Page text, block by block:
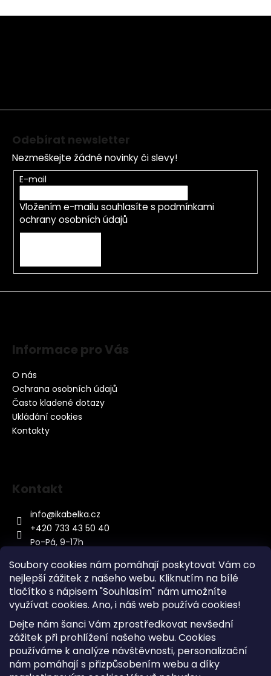
Soubory cookies nám pomáhají poskytovat Vám co
nejlepší zážitek z našeho webu. Kliknutím na bílé
tlačítko s nápisem "Souhlasím" nám umožníte
využívat cookies. Ano, i náš web používá cookies!
Dejte nám šanci Vám zprostředkovat nevšední
zážitek při prohlížení našeho webu. Cookies
používáme k analýze návštěvnosti, personalizační
nám pomáhají s přizpůsobením webu a díky
Z
Odebírat newsletter
Nezmeškejte žádné novinky či slevy!
E-mail
Vložením e-mailu souhlasíte s podmínkami
ochrany osobních údajů
Informace pro Vás
O nás
Ochrana osobních údajů
Často kladené dotazy
Ukládání cookies
Kontakty
Kontakt
info@ikabelka.cz
+420 733 43 50 40
Po-Pá, 9-17h
Kontakt
Sitemap
Doprava a Platba
Reklamace Zboží